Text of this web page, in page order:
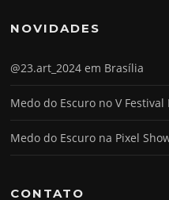
NOVIDADES
@23.art_2024 em Brasília
Medo do Escuro no V
Medo do Escuro na Pixel
CONTATO